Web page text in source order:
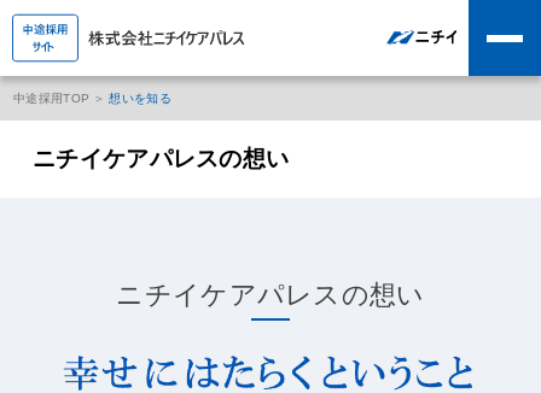
中途採用TOP 想いを知る
ニチイケアパレスの想い
ニチイケアパレスの想い